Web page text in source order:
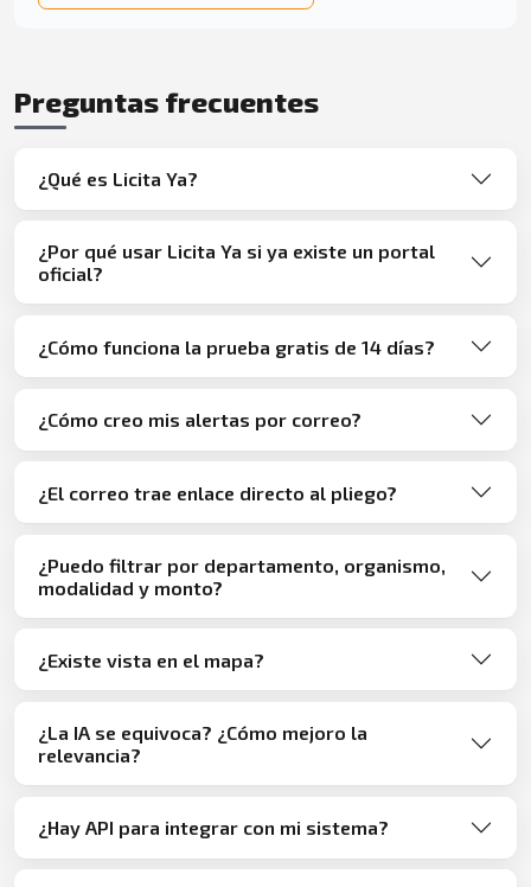
Preguntas frecuentes
¿Qué es Licita Ya?
¿Por qué usar Licita Ya si ya existe un portal
oficial?
¿Cómo funciona la prueba gratis de 14 días?
¿Cómo creo mis alertas por correo?
¿El correo trae enlace directo al pliego?
¿Puedo filtrar por departamento, organismo,
modalidad y monto?
¿Existe vista en el mapa?
¿La IA se equivoca? ¿Cómo mejoro la
relevancia?
¿Hay API para integrar con mi sistema?